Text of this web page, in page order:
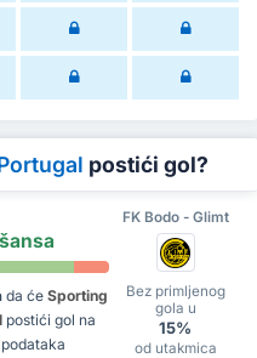
postići gol?
FK Bodo - Glimt
da će Sporting
postići gol na
Bez primljenog
gola u
15%
od utakmica